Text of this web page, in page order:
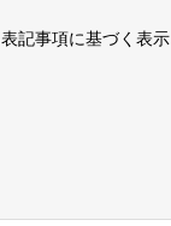
記事項に基づく表示